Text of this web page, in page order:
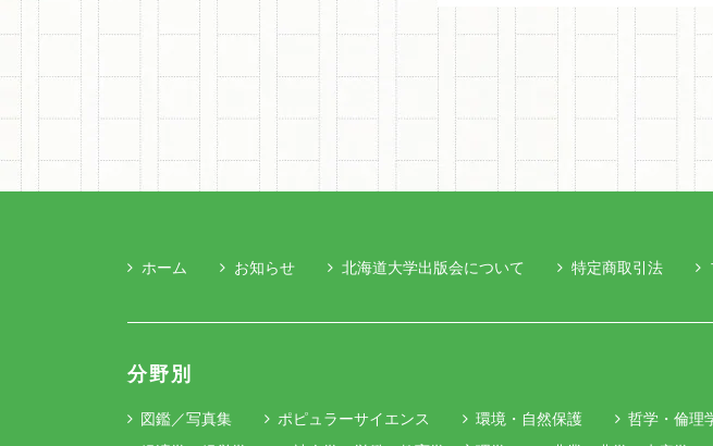
ホーム お知らせ 北海道大学出版会について 特定商取引法
分野別
図鑑／写真集 ポピュラーサイエンス 環境・自然保護 哲学・倫理